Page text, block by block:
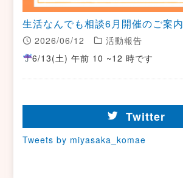
生活なんでも相談6月開催のご案内
2026/06/12
活動報告
6/13(土) 午前 10 ~12 時です
Twitter
Tweets by miyasaka_komae